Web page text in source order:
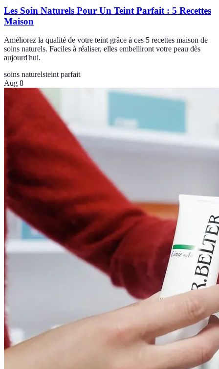
Les Soin Naturels Pour Un Teint Parfait : 5 Recettes
Maison
Améliorez la qualité de votre teint grâce à ces 5 recettes maison de
soins naturels. Faciles à réaliser, elles embelliront votre peau dès
aujourd'hui.
soins naturelsteint parfait
Aug 8